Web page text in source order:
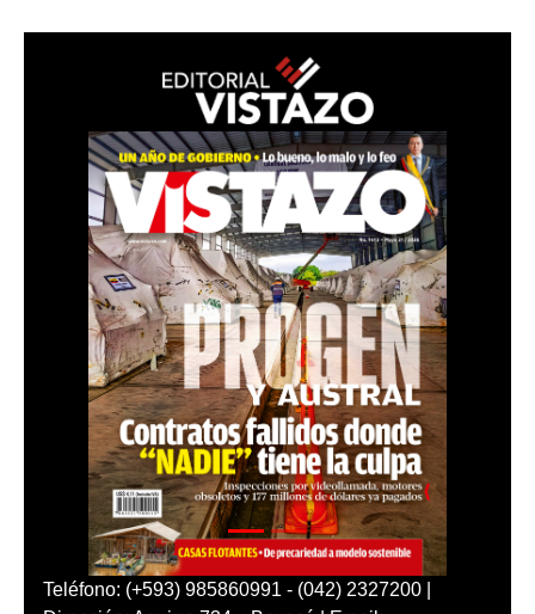
Teléfono: (+593) 985860991 - (042) 2327200 |